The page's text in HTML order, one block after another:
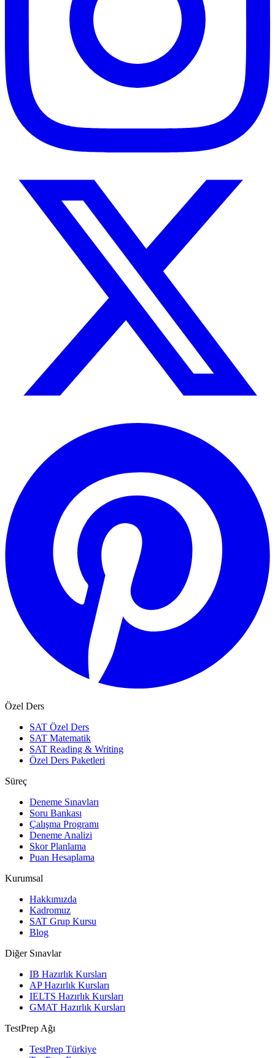
Özel Ders
SAT Özel Ders
SAT Matematik
SAT Reading & Writing
Özel Ders Paketleri
Süreç
Deneme Sınavları
Soru Bankası
Çalışma Programı
Deneme Analizi
Skor Planlama
Puan Hesaplama
Kurumsal
Hakkımızda
Kadromuz
SAT Grup Kursu
Blog
Diğer Sınavlar
IB Hazırlık Kursları
AP Hazırlık Kursları
IELTS Hazırlık Kursları
GMAT Hazırlık Kursları
TestPrep Ağı
TestPrep Türkiye